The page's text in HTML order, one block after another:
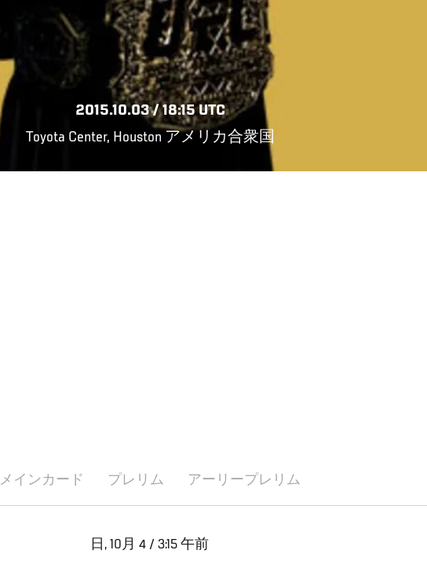
2015.10.03 / 18:15 UTC
Toyota Center, Houston アメリカ合衆国
メインカード プレリム アーリープレリム
日, 10月 4 / 3:15 午前